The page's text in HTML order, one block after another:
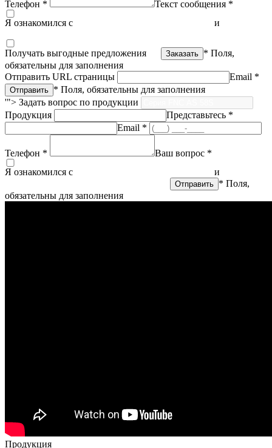
Телефон *
Текст сообщения *
Я ознакомился с
и
Получать выгодные предложения
* Поля,
обязательны для заполнения
Отправить URL страницы
Email *
* Поля, обязательны для заполнения
'"> Задать вопрос по продукции
Продукция
Представьтесь *
Email *
Телефон *
Ваш вопрос *
Я ознакомился с
и
* Поля,
обязательны для заполнения
Продукция